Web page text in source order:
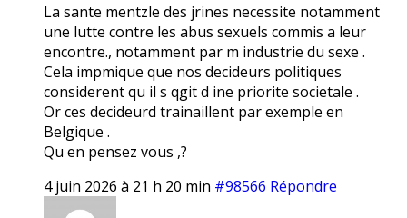
La sante mentzle des jrines necessite notamment
une lutte contre les abus sexuels commis a leur
encontre., notamment par m industrie du sexe .
Cela impmique que nos decideurs politiques
considerent qu il s qgit d ine priorite societale .
Or ces decideurd trainaillent par exemple en
Belgique .
Qu en pensez vous ,?
4 juin 2026 à 21 h 20 min #98566 Répondre